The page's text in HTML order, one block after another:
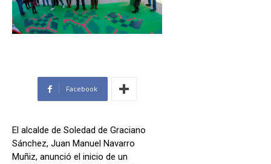
Facebook
El alcalde de Soledad de Graciano
Sánchez, Juan Manuel Navarro
Muñiz, anunció el inicio de un